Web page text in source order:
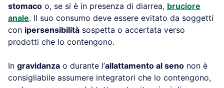
stomaco o, se si è in presenza di diarrea, bruciore
anale. Il suo consumo deve essere evitato da soggetti
con ipersensibilità sospetta o accertata verso
prodotti che lo contengono.
In gravidanza o durante l’allattamento al seno non è
consigliabile assumere integratori che lo contengono,